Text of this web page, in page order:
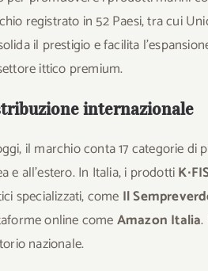
registrato in 52 Paesi, tra cui
il prestigio e facilita
ittico premium.
internazionale
il marchio conta 17 categorie di
e all’estero. In Italia, i prodotti
specializzati, come Il
online comeAmazon Italia.
nazionale.